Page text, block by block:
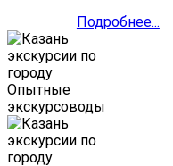
Подробнее...
Опытные
экскурсоводы